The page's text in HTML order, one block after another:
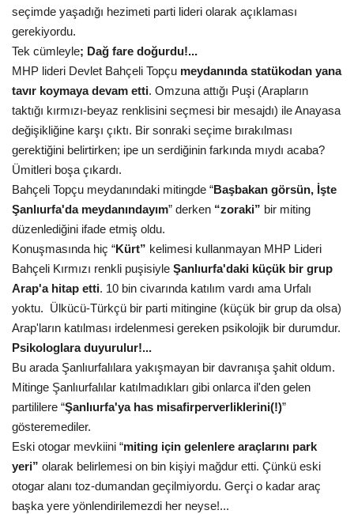
Künye
Sağlık
İletişim
Kültür Sanat
seçimde yaşadığı hezimeti parti lideri olarak açıklaması
gerekiyordu.
Tek cümleyle; Dağ fare doğurdu!...
MHP lideri Devlet Bahçeli Topçu meydanında statükodan yana
tavır koymaya devam etti. Omzuna attığı Puşi (Arapların
taktığı kırmızı-beyaz renklisini seçmesi bir mesajdı) ile Anayasa
değişikliğine karşı çıktı. Bir sonraki seçime bırakılması
gerektiğini belirtirken; ipe un serdiğinin farkında mıydı acaba?
Ümitleri boşa çıkardı.
Bahçeli Topçu meydanındaki mitingde “Başbakan görsün, İşte
Şanlıurfa'da meydanındayım” derken “zoraki” bir miting
düzenlediğini ifade etmiş oldu.
Konuşmasında hiç “Kürt” kelimesi kullanmayan MHP Lideri
Bahçeli Kırmızı renkli puşisiyle Şanlıurfa'daki küçük bir grup
Arap'a hitap etti. 10 bin civarında katılım vardı ama Urfalı
yoktu. Ülkücü-Türkçü bir parti mitingine (küçük bir grup da olsa)
Arap'ların katılması irdelenmesi gereken psikolojik bir durumdur.
Psikologlara duyurulur!...
Bu arada Şanlıurfalılara yakışmayan bir davranışa şahit oldum.
Mitinge Şanlıurfalılar katılmadıkları gibi onlarca il'den gelen
partililere “Şanlıurfa'ya has misafirperverliklerini(!)”
gösteremediler.
Eski otogar mevkiini “miting için gelenlere araçlarını park
yeri” olarak belirlemesi on bin kişiyi mağdur etti. Çünkü eski
otogar alanı toz-dumandan geçilmiyordu. Gerçi o kadar araç
başka yere yönlendirilemezdi her neyse!...